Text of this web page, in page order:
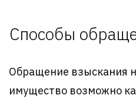
Способы
Обращение взыскания
имущество возможно